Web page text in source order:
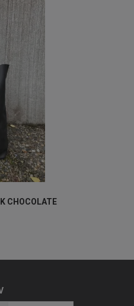
CHOCOLATE